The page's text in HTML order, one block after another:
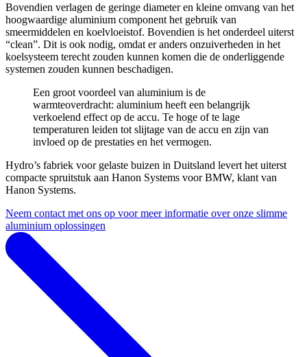
Bovendien verlagen de geringe diameter en kleine omvang van het
hoogwaardige aluminium component het gebruik van
smeermiddelen en koelvloeistof. Bovendien is het onderdeel uiterst
“clean”. Dit is ook nodig, omdat er anders onzuiverheden in het
koelsysteem terecht zouden kunnen komen die de onderliggende
systemen zouden kunnen beschadigen.
Een groot voordeel van aluminium is de
warmteoverdracht: aluminium heeft een belangrijk
verkoelend effect op de accu. Te hoge of te lage
temperaturen leiden tot slijtage van de accu en zijn van
invloed op de prestaties en het vermogen.
Hydro’s fabriek voor gelaste buizen in Duitsland levert het uiterst
compacte spruitstuk aan Hanon Systems voor BMW, klant van
Hanon Systems.
Neem contact met ons op voor meer informatie over onze slimme
aluminium oplossingen